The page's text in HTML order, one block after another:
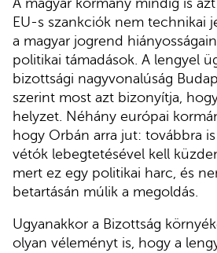
EU-s szankciók nem technikai
a magyar jogrend
politikai támadások. A lengyel
bizottsági nagyvonalúság
szerint most azt bizonyítja,
helyzet. Néhány európai
hogy Orbán arra jut: továbbra is
vétók lebegtetésével kell
mert ez egy politikai harc, és
betartásán múlik a megoldás.
Ugyanakkor a Bizottság
olyan véleményt is, hogy a